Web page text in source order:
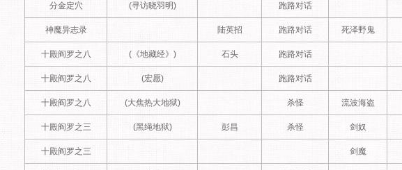
分金定穴 (寻访晓羽明) 跑路对话
神魔异志录 陆英招 跑路对话 死泽野鬼
十殿阎罗之八 (《地藏经》) 石头 跑路对话
十殿阎罗之八 (宏愿) 跑路对话
十殿阎罗之八 (大焦热大地狱) 杀怪 流波海盗
十殿阎罗之三 (黑绳地狱) 彭昌 杀怪 剑奴
十殿阎罗之三 剑魔